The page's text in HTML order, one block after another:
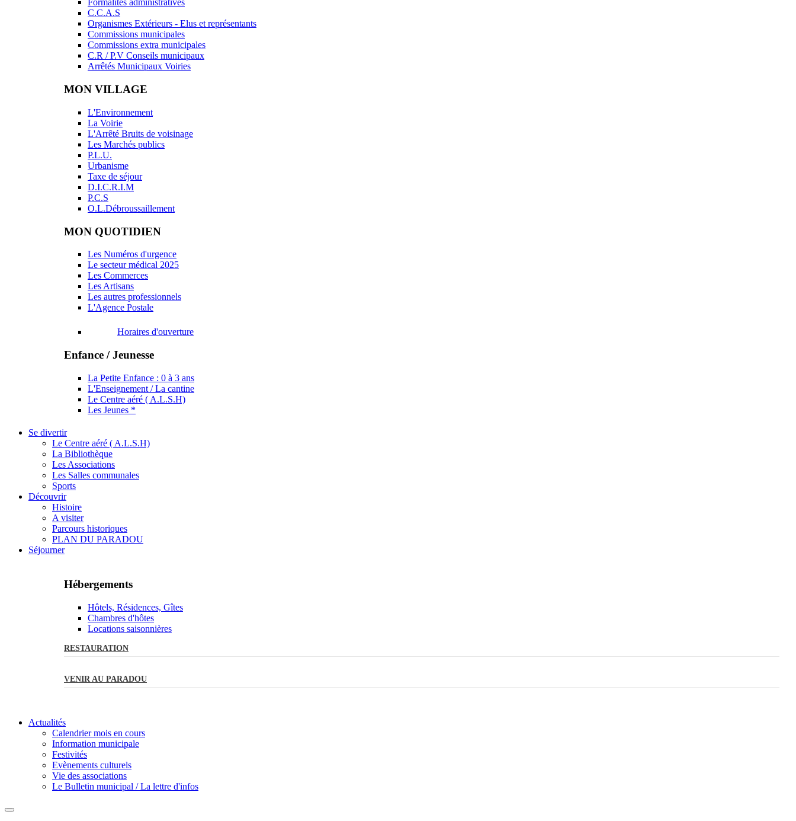
Formalités administratives
C.C.A.S
Organismes Extérieurs - Elus et représentants
Commissions municipales
Commissions extra municipales
C.R / P.V Conseils municipaux
Arrêtés Municipaux Voiries
MON VILLAGE
L'Environnement
La Voirie
L'Arrêté Bruits de voisinage
Les Marchés publics
P.L.U.
Urbanisme
Taxe de séjour
D.I.C.R.I.M
P.C.S
O.L.Débroussaillement
MON QUOTIDIEN
Les Numéros d'urgence
Le secteur médical 2025
Les Commerces
Les Artisans
Les autres professionnels
L'Agence Postale
Horaires d'ouverture
Enfance / Jeunesse
La Petite Enfance : 0 à 3 ans
L'Enseignement / La cantine
Le Centre aéré ( A.L.S.H)
Les Jeunes *
Se divertir
Le Centre aéré ( A.L.S.H)
La Bibliothèque
Les Associations
Les Salles communales
Sports
Découvrir
Histoire
A visiter
Parcours historiques
PLAN DU PARADOU
Séjourner
Hébergements
Hôtels, Résidences, Gîtes
Chambres d'hôtes
Locations saisonnières
RESTAURATION
VENIR AU PARADOU
Actualités
Calendrier mois en cours
Information municipale
Festivités
Evènements culturels
Vie des associations
Le Bulletin municipal / La lettre d'infos